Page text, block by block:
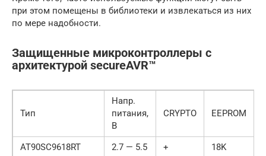
при этом помещены в библиотеки и извлекаться из них
по мере надобности.
Защищенные микроконтроллеры с
архитектурой secureAVR™
Тип
Напр.
питания,
В
CRYPTO EEPROM
AT90SC9618RT 2.7 — 5.5 + 18K